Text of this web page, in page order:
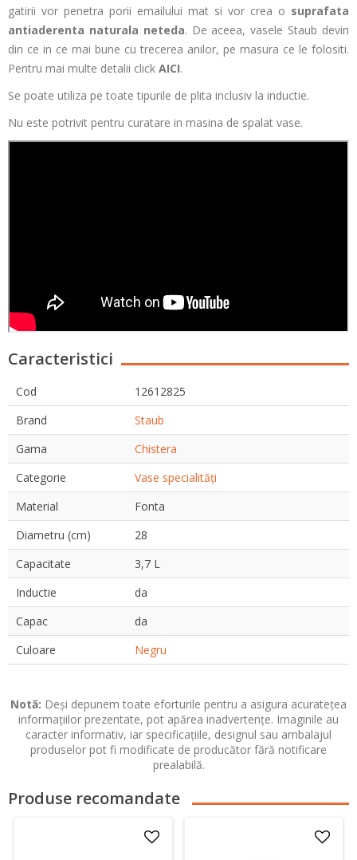
gatirii vor penetra porii emailului mat si vor crea o suprafata
antiaderenta naturala neteda. De aceea, vasele Staub devin
din ce in ce mai bune cu trecerea anilor, pe masura ce le folositi.
Pentru mai multe detalii click AICI.
Se poate utiliza pe toate tipurile de plita inclusiv la inductie.
Nu este potrivit pentru curatare in masina de spalat vase.
Caracteristici
Cod
12612825
Brand
Staub
Gama
Chistera
Categorie
Vase specialități
Material
Fonta
Diametru (cm)
28
Capacitate
3,7 L
Inductie
da
Capac
da
Culoare
Negru
Notă: Deși depunem toate eforturile pentru a asigura acuratețea
informațiilor prezentate, pot apărea inadvertențe. Imaginile au
caracter informativ, iar specificațiile, designul sau ambalajul
produselor pot fi modificate de producător fără notificare
prealabilă.
Produse recomandate